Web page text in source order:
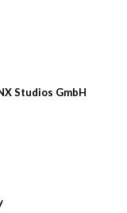
Studios GmbH